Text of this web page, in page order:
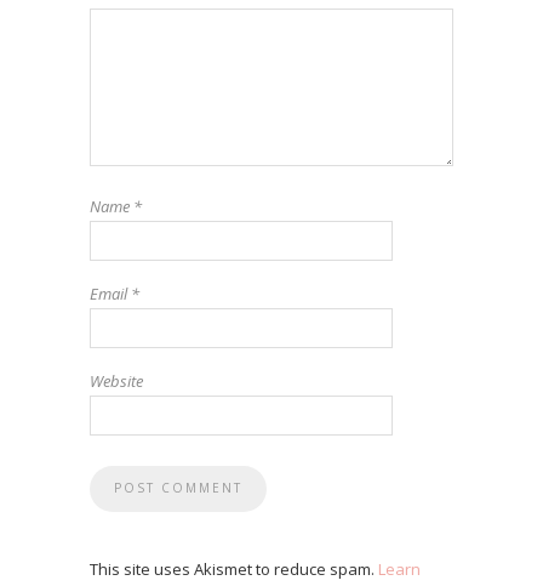
Name *
Email*
Website
This site uses Akismet to reduce spam. Learn